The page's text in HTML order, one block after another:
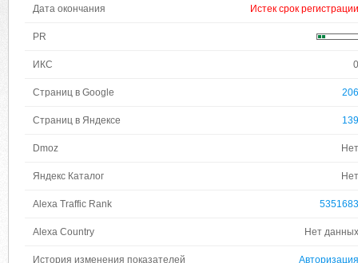
Дата окончания Истек срок регистрации
PR
ИКС 0
Страниц в Google 206
Страниц в Яндексе 139
Dmoz Нет
Яндекс Каталог Нет
Alexa Traffic Rank 5351683
Alexa Country Нет данных
История изменения показателей Авторизация